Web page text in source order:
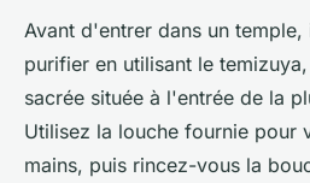
Avant d'entrer dans un
purifier en utilisant le temizuya
sacrée située à l'entrée de la
Utilisez la louche fournie pour
mains, puis rincez-vous la